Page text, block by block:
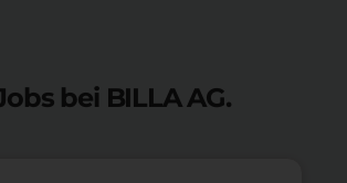
bei BILLA AG.